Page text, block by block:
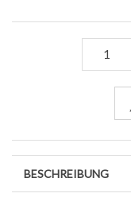
BESCHREIBUNG